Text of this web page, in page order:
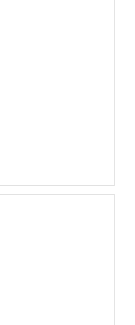
2018 0,75 l množství